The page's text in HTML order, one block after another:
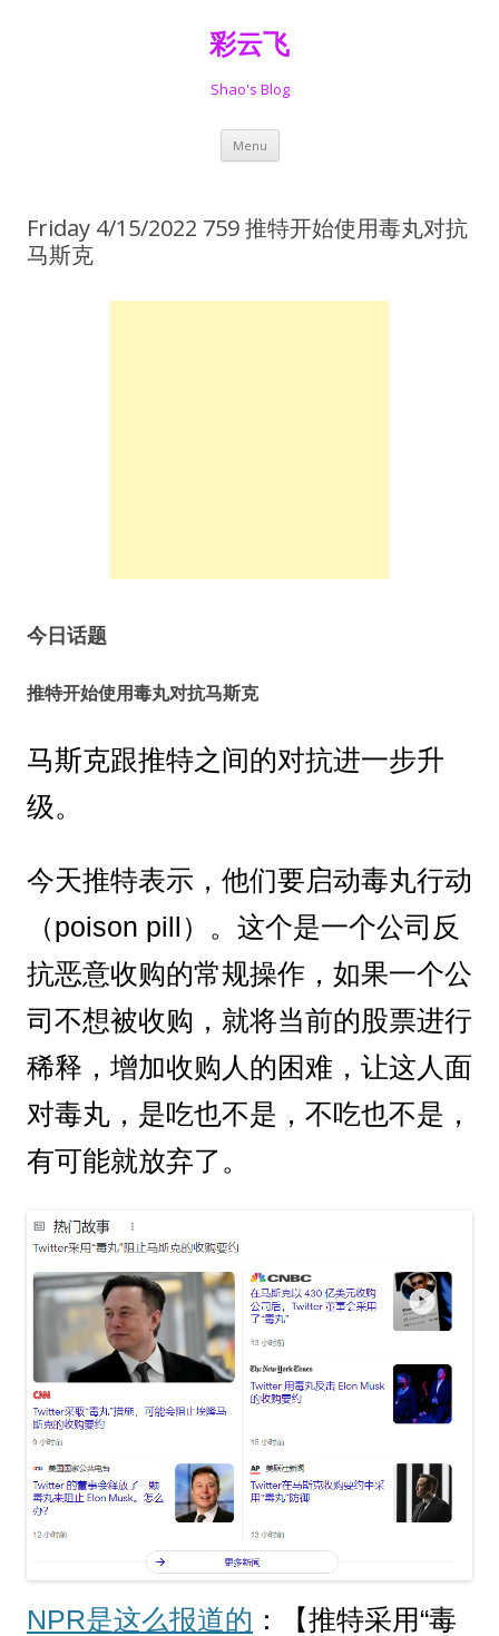
彩云飞
Shao's Blog
Menu Skip
content
Friday 4/15/2022 759 推特开始使用毒丸对抗
马斯克
今日话题
推特开始使用毒丸对抗马斯克
马斯克跟推特之间的对抗进一步升
级。
今天推特表示，他们要启动毒丸行动
（poison pill）。这个是一个公司反
抗恶意收购的常规操作，如果一个公
司不想被收购，就将当前的股票进行
稀释，增加收购人的困难，让这人面
对毒丸，是吃也不是，不吃也不是，
有可能就放弃了。
NPR是这么报道的 ：【推特采用“毒